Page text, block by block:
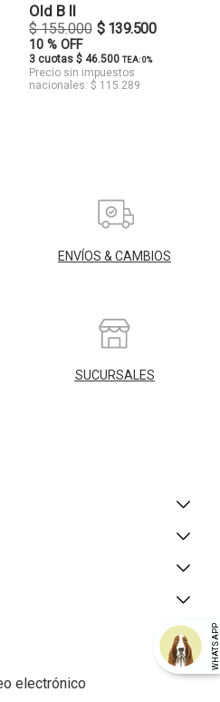
Old B II
$ 155.000 $ 139.500
10 % OFF
3 cuotas $ 46.500 TEA: 0%
Precio sin impuestos
nacionales: $ 115.289
ENVÍOS & CAMBIOS
SUCURSALES
WHATSAPP